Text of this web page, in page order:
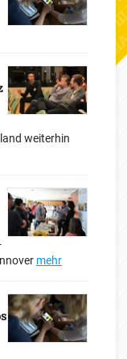
weiterhin
mehr